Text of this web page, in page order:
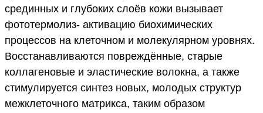
срединных и глубоких слоёв кожи вызывает
фототермолиз- активацию биохимических
процессов на клеточном и молекулярном уровнях.
Восстанавливаются повреждённые, старые
коллагеновые и эластические волокна, а также
стимулируется синтез новых, молодых структур
межклеточного матрикса, таким образом